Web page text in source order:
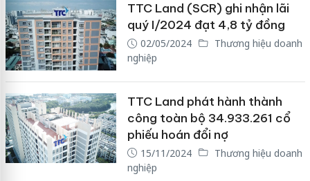
TTC Land (SCR) ghi nhận lãi
quý I/2024 đạt 4,8 tỷ đồng
02/05/2024
Thương hiệu doanh
nghiệp
TTC Land phát hành thành
công toàn bộ 34.933.261 cổ
phiếu hoán đổi nợ
15/11/2024
Thương hiệu doanh
nghiệp